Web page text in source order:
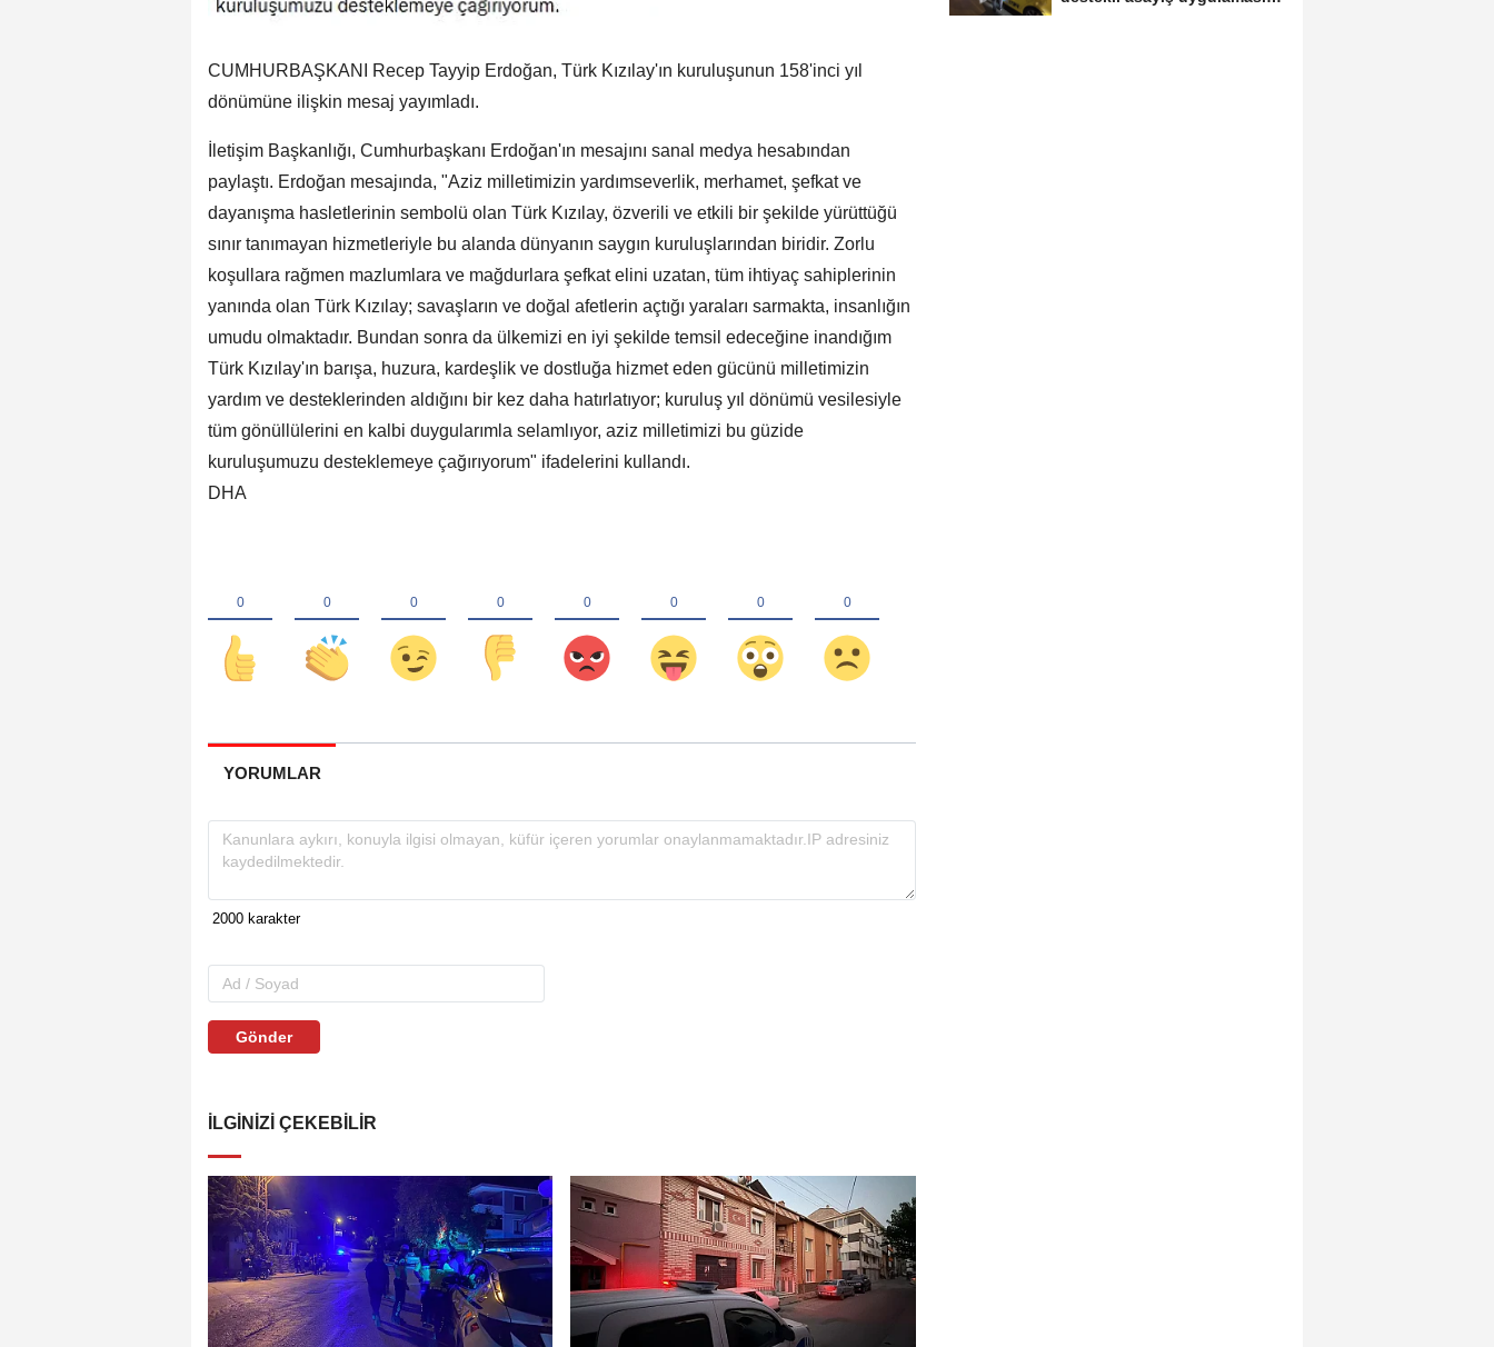
CUMHURBAŞKANI Recep Tayyip Erdoğan, Türk Kızılay'ın kuruluşunun 158'inci yıl
dönümüne ilişkin mesaj yayımladı.
İletişim Başkanlığı, Cumhurbaşkanı Erdoğan'ın mesajını sanal medya hesabından
paylaştı. Erdoğan mesajında, "Aziz milletimizin yardımseverlik, merhamet, şefkat ve
dayanışma hasletlerinin sembolü olan Türk Kızılay, özverili ve etkili bir şekilde yürüttüğü
sınır tanımayan hizmetleriyle bu alanda dünyanın saygın kuruluşlarından biridir. Zorlu
koşullara rağmen mazlumlara ve mağdurlara şefkat elini uzatan, tüm ihtiyaç sahiplerinin
yanında olan Türk Kızılay; savaşların ve doğal afetlerin açtığı yaraları sarmakta, insanlığın
umudu olmaktadır. Bundan sonra da ülkemizi en iyi şekilde temsil edeceğine inandığım
Türk Kızılay'ın barışa, huzura, kardeşlik ve dostluğa hizmet eden gücünü milletimizin
yardım ve desteklerinden aldığını bir kez daha hatırlatıyor; kuruluş yıl dönümü vesilesiyle
tüm gönüllülerini en kalbi duygularımla selamlıyor, aziz milletimizi bu güzide
kuruluşumuzu desteklemeye çağırıyorum" ifadelerini kullandı.
DHA
YORUMLAR
Gönder
İLGINIZI ÇEKEBILIR